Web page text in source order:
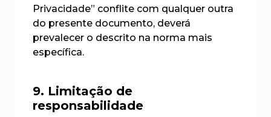
Privacidade” conflite com qualquer outra
do presente documento, deverá
prevalecer o descrito na norma mais
específica.
9. Limitação de
responsabilidade